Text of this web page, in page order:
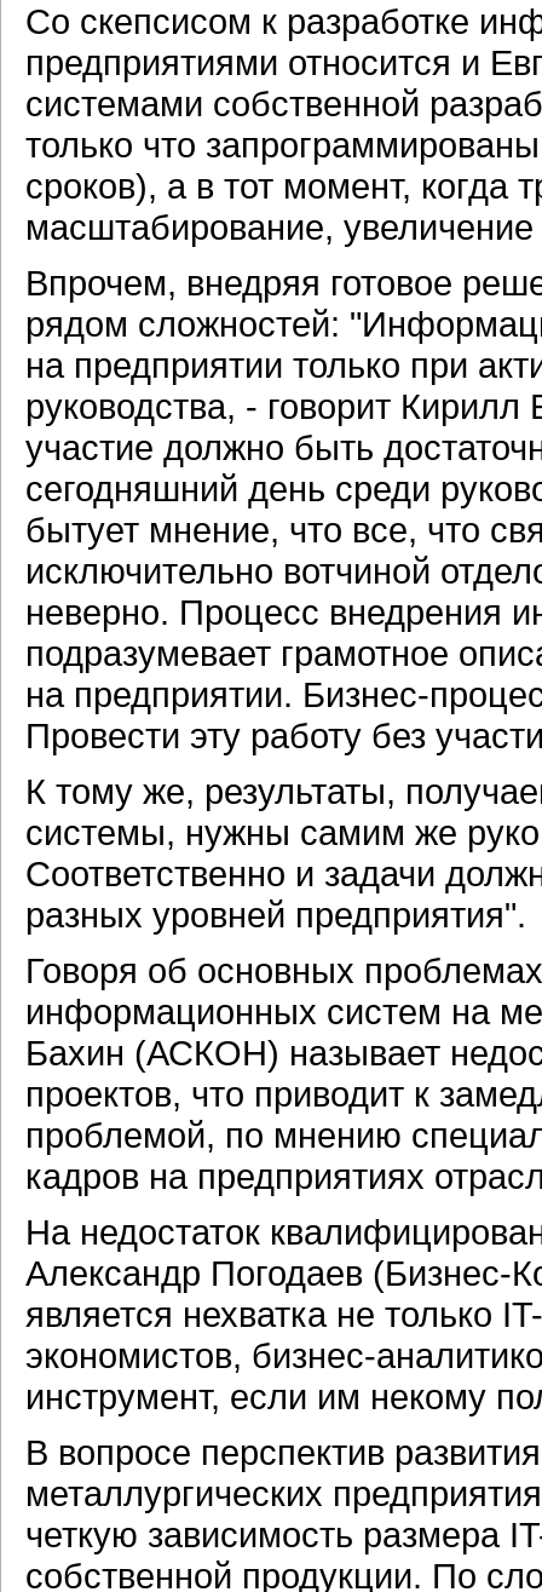
Со скепсисом к разработке
предприятиями относится и
системами собственной
только что
сроков), а в тот момент, когда
масштабирование, увеличение
Впрочем, внедряя готовое
рядом сложностей:
на предприятии только при
руководства, - говорит
участие должно быть
сегодняшний день среди
бытует мнение, что все, что
исключительно вотчиной
неверно. Процесс внедрения
подразумевает грамотное
на предприятии. Бизнес-
Провести эту работу без
К тому же, результаты,
системы, нужны самим же
Соответственно и задачи
разных уровней предприятия".
Говоря об основных
информационных систем на
Бахин (АСКОН) называет
проектов, что приводит к
проблемой, по мнению
кадров на предприятиях
На недостаток
Александр Погодаев (Бизнес-
является нехватка не только
экономистов, бизнес-
инструмент, если им некому
В вопросе перспектив
металлургических
четкую зависимость размера
собственной продукции. По